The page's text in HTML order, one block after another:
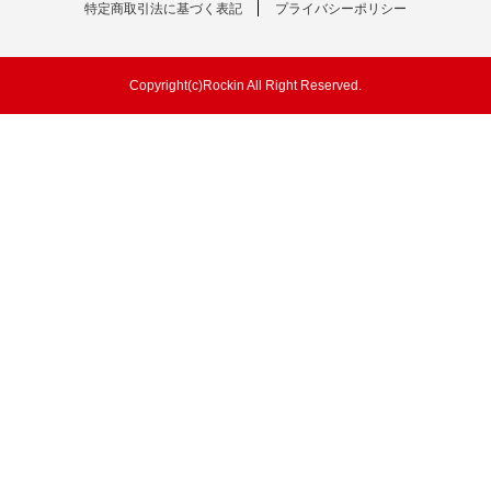
特定商取引法に基づく表記 プライバシーポリシー
Copyright(c)Rockin All Right Reserved.